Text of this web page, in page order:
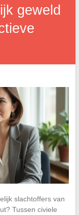
geweld
slachtoffers van
Tussen civiele